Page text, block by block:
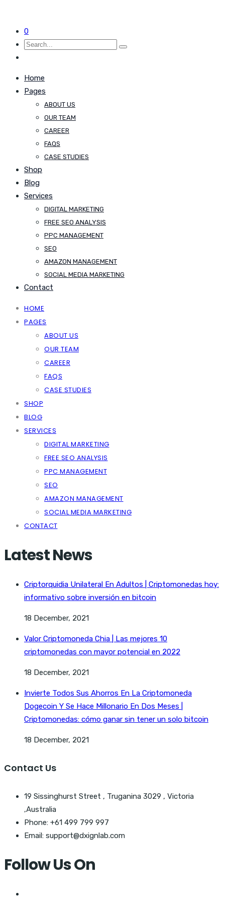
0
Home
Pages
ABOUT US
OUR TEAM
CAREER
FAQS
CASE STUDIES
Shop
Blog
Services
DIGITAL MARKETING
FREE SEO ANALYSIS
PPC MANAGEMENT
SEO
AMAZON MANAGEMENT
SOCIAL MEDIA MARKETING
Contact
HOME
PAGES
ABOUT US
OUR TEAM
CAREER
FAQS
CASE STUDIES
SHOP
BLOG
SERVICES
DIGITAL MARKETING
FREE SEO ANALYSIS
PPC MANAGEMENT
SEO
AMAZON MANAGEMENT
SOCIAL MEDIA MARKETING
CONTACT
Latest News
Criptorquidia Unilateral En Adultos | Criptomonedas hoy:
informativo sobre inversión en bitcoin
18 December, 2021
Valor Criptomoneda Chia | Las mejores 10
criptomonedas con mayor potencial en 2022
18 December, 2021
Invierte Todos Sus Ahorros En La Criptomoneda
Dogecoin Y Se Hace Millonario En Dos Meses |
Criptomonedas: cómo ganar sin tener un solo bitcoin
18 December, 2021
Contact Us
19 Sissinghurst Street , Truganina 3029 , Victoria
,Australia
Phone: +61 499 799 997
Email: support@dxignlab.com
Follow Us On